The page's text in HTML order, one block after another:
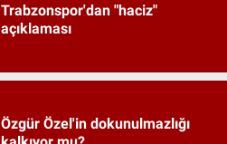
Trabzonspor'dan "haciz"
açıklaması
Özgür Özel'in dokunulmazlığı